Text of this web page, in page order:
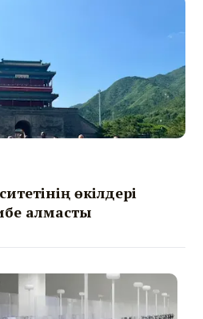
өкілдері
алмасты